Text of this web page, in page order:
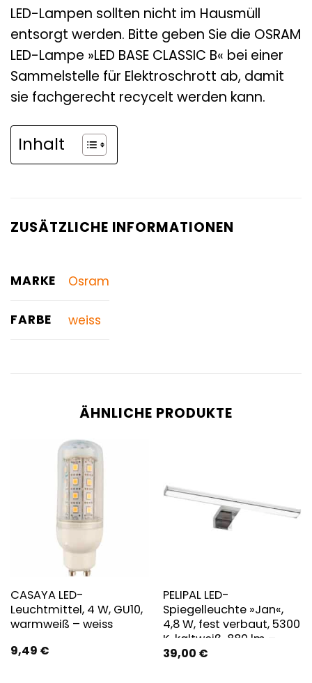
LED-Lampen sollten nicht im Hausmüll
entsorgt werden. Bitte geben Sie die OSRAM
LED-Lampe »LED BASE CLASSIC B« bei einer
Sammelstelle für Elektroschrott ab, damit
sie fachgerecht recycelt werden kann.
Inhalt
ZUSÄTZLICHE INFORMATIONEN
MARKE Osram
FARBE weiss
ÄHNLICHE PRODUKTE
CASAYA LED-
Leuchtmittel, 4 W, GU10,
warmweiß – weiss
9,49 €
PELIPAL LED-
Spiegelleuchte »Jan«,
4,8 W, fest verbaut, 5300
K, kaltweiß, 880 lm –
silberfarben
39,00 €